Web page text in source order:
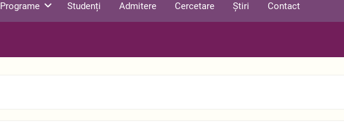
Programe Studenți Admitere Cercetare Știri Contact